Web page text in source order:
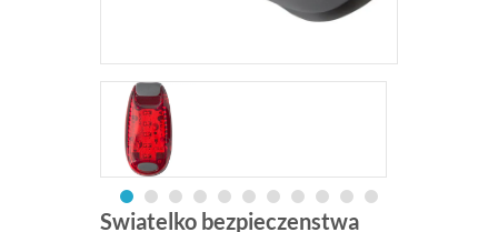
Swiatelko bezpieczenstwa